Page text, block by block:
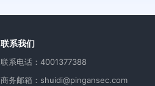
联系我们
联系电话：4001377388
商务邮箱：shuidi@pingansec.com